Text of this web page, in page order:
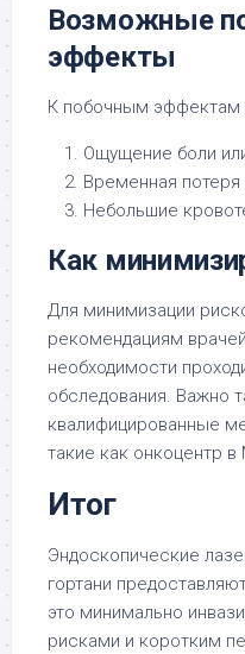
Возможные
эффекты
К побочным эффектам
Ощущение боли
Временная
Небольшие
Как
Для минимизации
рекомендациям
необходимости
обследования. Важно
квалифицированные
такие как онкоцентр
Итог
Эндоскопические
гортани
это минимально
рисками и коротким